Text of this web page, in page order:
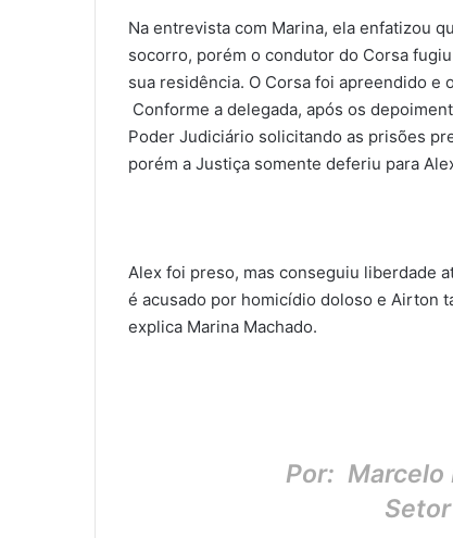
Na entrevista com Marina, ela enfatizou
socorro, porém o condutor do Corsa
sua residência. O Corsa foi apreendido e
Conforme a delegada, após os
Poder Judiciário solicitando as prisões
porém a Justiça somente deferiu para
Alex foi preso, mas conseguiu liberdade
é acusado por homicídio doloso e Airton
explica Marina Machado.
Por: Marcelo